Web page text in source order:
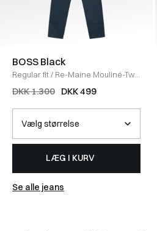
BOSS Black
Regular fit/ Re-Maine Mouliné-Twill
Jeans
NAVY
DKK 1.300 DKK 499
LÆG I KURV
Se alle jeans